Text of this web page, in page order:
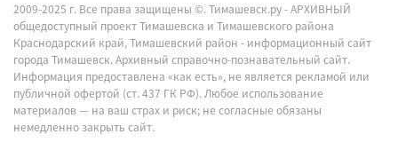
2009-2025 г. Все права защищены ©.Тимашевск.ру - АРХИВНЫЙ
общедоступный проект Тимашевска и Тимашевского района
Краснодарский край, Тимашевский район - информационный сайт
города Тимашевск. Архивный справочно-познавательный сайт.
Информация предоставлена «как есть», не является рекламой или
публичной офертой (ст. 437 ГК РФ). Любое использование
материалов — на ваш страх и риск; не согласные обязаны
немедленно закрыть сайт.